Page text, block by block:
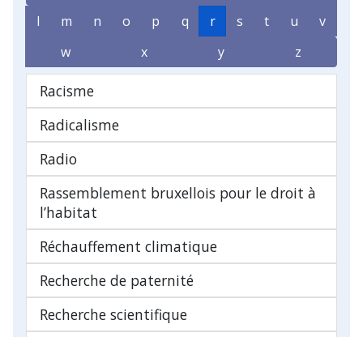
l
m n o p q r s t u
v
w
x y z
Racisme
Radicalisme
Radio
Rassemblement bruxellois pour le droit à
l’habitat
Réchauffement climatique
Recherche de paternité
Recherche scientifique